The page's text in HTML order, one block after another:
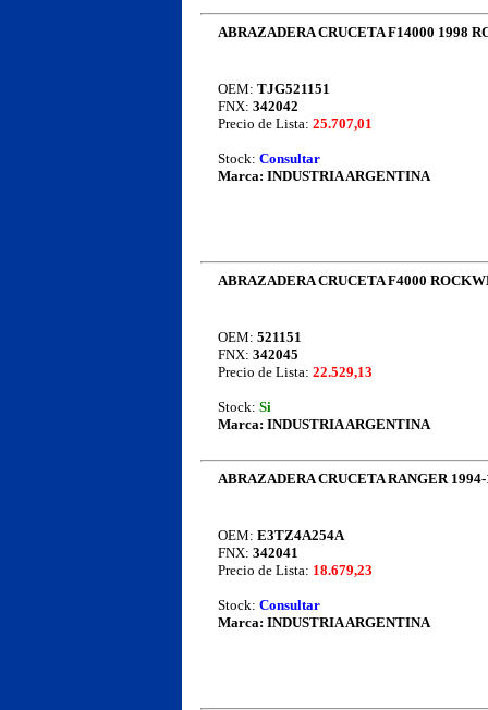
ABRAZADERA CRUCETA F14000 1998
OEM: TJG521151
FNX: 342042
Precio de Lista: 25.707,01
Stock: Consultar
Marca: INDUSTRIA ARGENTINA
ABRAZADERA CRUCETA F4000
OEM: 521151
FNX: 342045
Precio de Lista: 22.529,13
Stock: Si
Marca: INDUSTRIA ARGENTINA
ABRAZADERA CRUCETA RANGER
OEM: E3TZ4A254A
FNX: 342041
Precio de Lista: 18.679,23
Stock: Consultar
Marca: INDUSTRIA ARGENTINA